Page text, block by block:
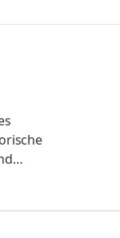
mit